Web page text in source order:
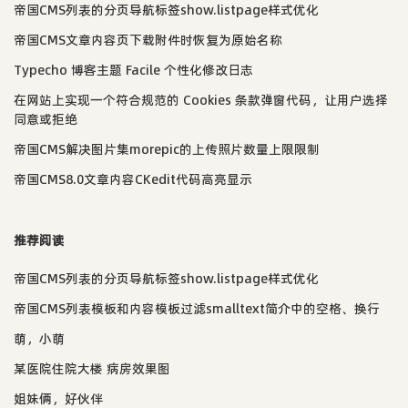
帝国CMS列表的分页导航标签show.listpage样式优化
帝国CMS文章内容页下载附件时恢复为原始名称
Typecho 博客主题 Facile 个性化修改日志
在网站上实现一个符合规范的 Cookies 条款弹窗代码，让用户选择
同意或拒绝
帝国CMS解决图片集morepic的上传照片数量上限限制
帝国CMS8.0文章内容CKedit代码高亮显示
推荐阅读
帝国CMS列表的分页导航标签show.listpage样式优化
帝国CMS列表模板和内容模板过滤smalltext简介中的空格、换行
萌，小萌
某医院住院大楼 病房效果图
姐妹俩，好伙伴